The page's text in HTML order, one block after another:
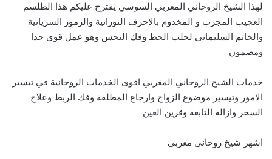
لهذا الشيخ الروحاني المغربي السوسي يقترح عليكم هذا الطلسم
العجيب المجرب و المخدوم بالاحرف النورانية والرموز السريانية
والخاتم السليماني لجلب الحظ وفك النحس وهو عمل قوي جدا
ومضمون
خدمات الشيخ الروحاني المغربي اقوى الخدمات الروحانية في تيسير
الامور وتيسير موضوع الزواج وارجاع المطلقة وفك الربط وعلاج
السحر وازالة التابعة وقرين العين
اشهر شيخ روحاني مغربي